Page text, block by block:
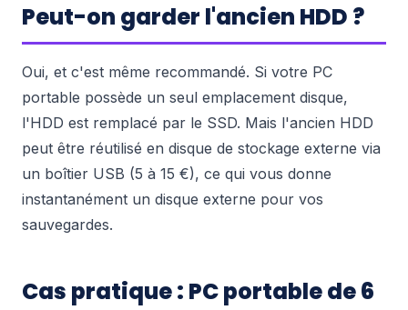
Peut-on garder l'ancien HDD ?
Oui, et c'est même recommandé. Si votre PC
portable possède un seul emplacement disque,
l'HDD est remplacé par le SSD. Mais l'ancien HDD
peut être réutilisé en disque de stockage externe via
un boîtier USB (5 à 15 €), ce qui vous donne
instantanément un disque externe pour vos
sauvegardes.
Cas pratique : PC portable de 6